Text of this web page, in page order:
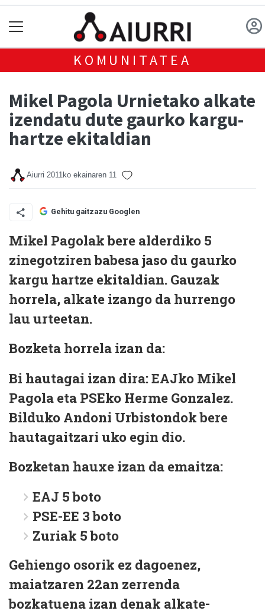
KOMUNITATEA
Mikel Pagola Urnietako alkate
izendatu dute gaurko kargu-
hartze ekitaldian
Aiurri 2011ko ekainaren 11
Gehitu gaitzazu Googlen
Mikel Pagolak bere alderdiko 5
zinegotziren babesa jaso du gaurko
kargu hartze ekitaldian. Gauzak
horrela, alkate izango da hurrengo
lau urteetan.
Bozketa horrela izan da:
Bi hautagai izan dira: EAJko Mikel
Pagola eta PSEko Herme Gonzalez.
Bilduko Andoni Urbistondok bere
hautagaitzari uko egin dio.
Bozketan hauxe izan da emaitza:
EAJ 5 boto
PSE-EE 3 boto
Zuriak 5 boto
Gehiengo osorik ez dagoenez,
maiatzaren 22an zerrenda
bozkatuena izan denak alkate-